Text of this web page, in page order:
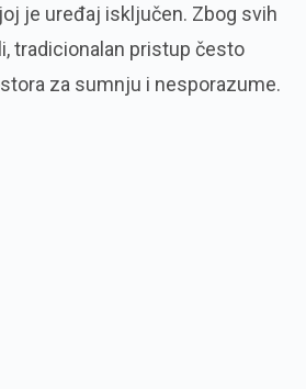
je uređaj isključen. Zbog svih
tradicionalan pristup često
za sumnju i nesporazume.